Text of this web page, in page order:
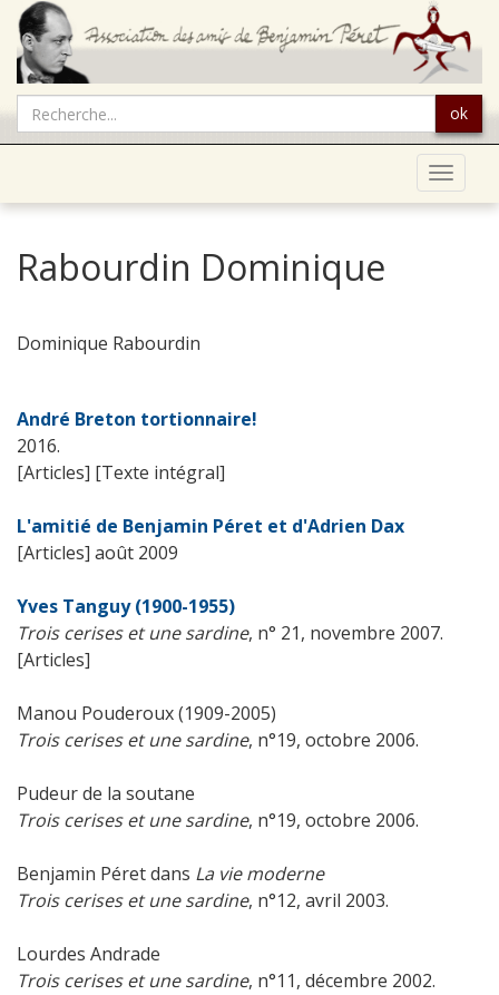
ok
Toggle
Rabourdin Dominique
Dominique Rabourdin
André Breton tortionnaire!
2016.
[Articles] [Texte intégral]
L'amitié de Benjamin Péret et d'Adrien Dax
[Articles] août 2009
Yves Tanguy (1900-1955)
Trois cerises et une sardine, n° 21, novembre 2007.
[Articles]
Manou Pouderoux (1909-2005)
Trois cerises et une sardine, n°19, octobre 2006.
Pudeur de la soutane
Trois cerises et une sardine, n°19, octobre 2006.
Benjamin Péret dans La vie moderne
Trois cerises et une sardine, n°12, avril 2003.
Lourdes Andrade
Trois cerises et une sardine, n°11, décembre 2002.